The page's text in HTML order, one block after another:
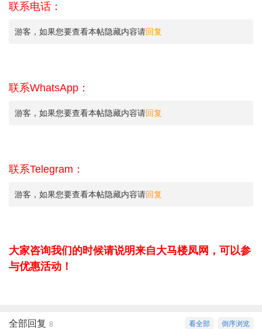
联系电话：
游客，如果您要查看本帖隐藏内容请回复
联系WhatsApp：
游客，如果您要查看本帖隐藏内容请回复
联系Telegram：
游客，如果您要查看本帖隐藏内容请回复
大家咨询我们的时候请说明来自大马楼凤网，可以参
与优惠活动！
倒序浏览
看全部
全部回复 8